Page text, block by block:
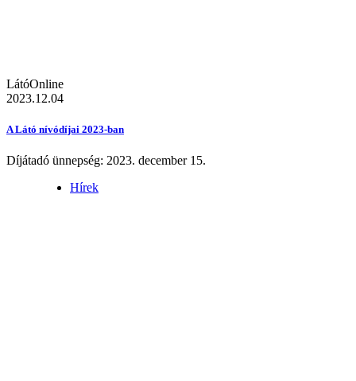
LátóOnline
2023.12.04
A Látó nívódíjai 2023-ban
Díjátadó ünnepség: 2023. december 15.
Hírek